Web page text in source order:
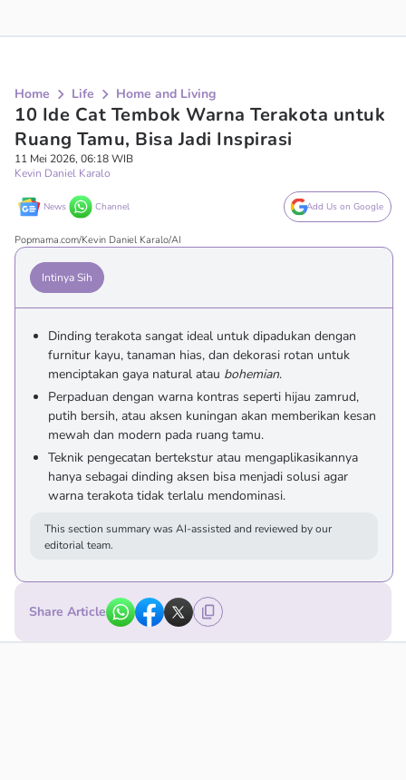
Home Life Home and Living
10 Ide Cat Tembok Warna Terakota untuk
Ruang Tamu, Bisa Jadi Inspirasi
11 Mei 2026, 06:18 WIB
Kevin Daniel Karalo
News Channel Add Us on Google
Popmama.com/Kevin Daniel Karalo/AI
Intinya Sih
Dinding terakota sangat ideal untuk dipadukan dengan
furnitur kayu, tanaman hias, dan dekorasi rotan untuk
menciptakan gaya natural atau bohemian.
Perpaduan dengan warna kontras seperti hijau zamrud,
putih bersih, atau aksen kuningan akan memberikan kesan
mewah dan modern pada ruang tamu.
Teknik pengecatan bertekstur atau mengaplikasikannya
hanya sebagai dinding aksen bisa menjadi solusi agar
warna terakota tidak terlalu mendominasi.
This section summary was AI-assisted and reviewed by our
editorial team.
Share Article